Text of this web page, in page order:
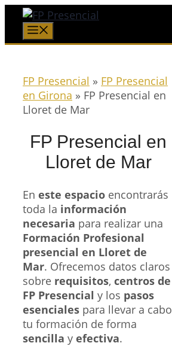
Saltar
contenido
FP Presencial » FP Presencial
en Girona » FP Presencial en
Lloret de Mar
FP Presencial en
Lloret de Mar
En este espacio encontrarás
toda la información
necesaria para realizar una
Formación Profesional
presencial en Lloret de
Mar. Ofrecemos datos claros
sobre requisitos, centros de
FP Presencial y los pasos
esenciales para llevar a cabo
tu formación de forma
sencilla y efectiva.